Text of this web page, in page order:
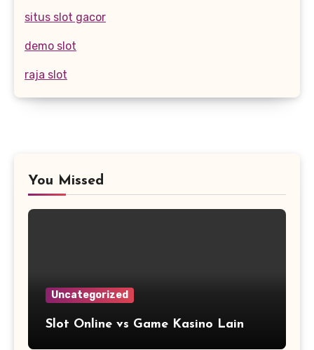
situs slot gacor
demo slot
raja slot
You Missed
Uncategorized
Slot Online vs Game Kasino Lain